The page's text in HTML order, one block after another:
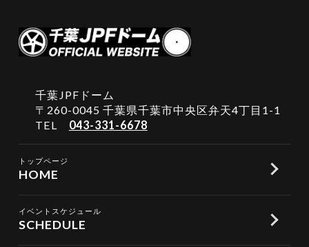
千葉JPFドーム
〒260-0045 千葉県千葉市中央区弁天4丁目1-1
TEL
043-331-6678
トップページ
HOME
イベントスケジュール
SCHEDULE